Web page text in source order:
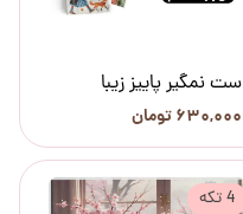
ست نمگیر پاییز زیبا
۶۳۰,۰۰۰ تومان
4 تکه